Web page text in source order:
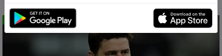
İDMAN